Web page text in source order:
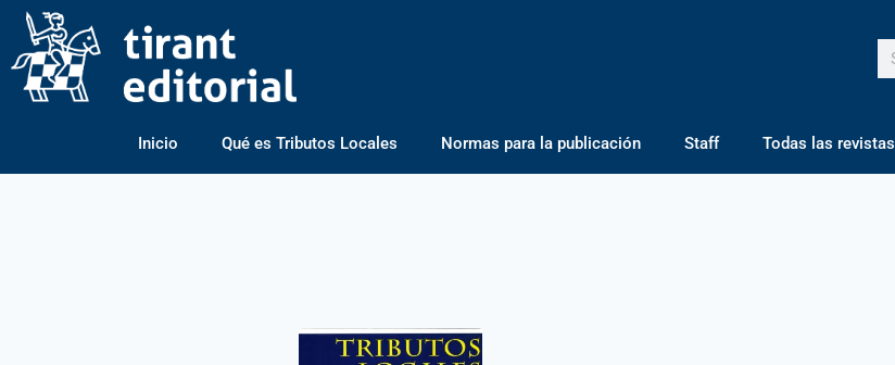
Inicio Qué es Tributos Locales Normas para la publicación Staff Todas las revistas